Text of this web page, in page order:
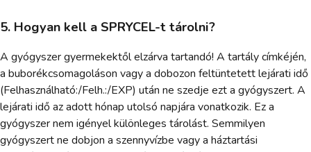
5. Hogyan kell a SPRYCEL-t tárolni?
A gyógyszer gyermekektől elzárva tartandó! A tartály címkéjén,
a buborékcsomagoláson vagy a dobozon feltüntetett lejárati idő
(Felhasználható:/Felh.:/EXP) után ne szedje ezt a gyógyszert. A
lejárati idő az adott hónap utolsó napjára vonatkozik. Ez a
gyógyszer nem igényel különleges tárolást. Semmilyen
gyógyszert ne dobjon a szennyvízbe vagy a háztartási